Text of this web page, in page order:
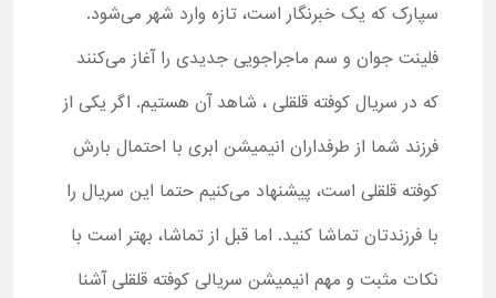
سپارک که یک خبرنگار است، تازه وارد شهر می‌شود.
فلینت جوان و سم ماجراجویی جدیدی را آغاز می‌کنند
که در سریال کوفته قلقلی ، شاهد آن هستیم. اگر یکی از
فرزند شما از طرفداران انیمیشن ابری با احتمال بارش
کوفته قلقلی است، پیشنهاد می‌کنیم حتما این سریال را
با فرزندتان تماشا کنید. اما قبل از تماشا، بهتر است با
نکات مثبت و مهم انیمیشن سریالی کوفته قلقلی آشنا